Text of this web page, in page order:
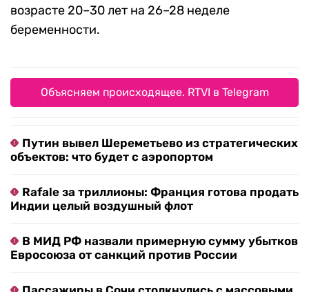
возрасте 20–30 лет на 26–28 неделе
беременности.
Объясняем происходящее. RTVI в Telegram
Путин вывел Шереметьево из стратегических
объектов: что будет с аэропортом
Rafale за триллионы: Франция готова продать
Индии целый воздушный флот
В МИД РФ назвали примерную сумму убытков
Евросоюза от санкций против России